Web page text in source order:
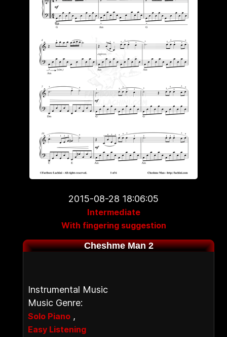
2015-08-28 18:06:05
Intermediate
With fingering suggestion
Cheshme Man 2
Instrumental Music
Music Genre:
Solo Piano ,
Easy Listening